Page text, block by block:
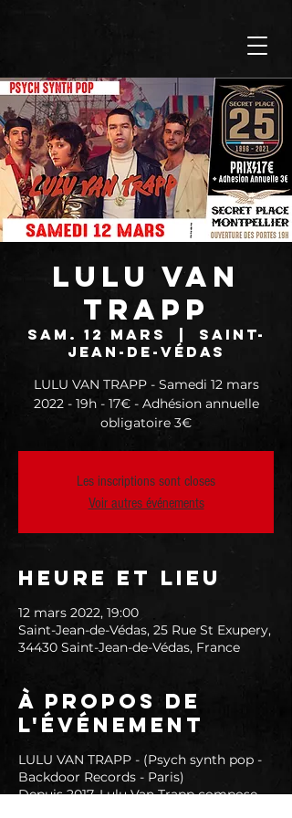
LULU VAN
TRAPP
sam. 12 mars
Saint-
Jean-de-Védas
LULU VAN TRAPP - Samedi 12 mars
2022 - 19h - 17€ - Adhésion annuelle
obligatoire 3€
Les inscriptions sont closes
Voir autres événements
Heure et lieu
12 mars 2022, 19:00
Saint-Jean-de-Védas, 25 Rue St Exupery,
34430 Saint-Jean-de-Védas, France
À propos de
l'événement
LULU VAN TRAPP - (Psych synth pop -
Backdoor Records - Paris)
Depuis 2017, Lulu Van Trapp compose,